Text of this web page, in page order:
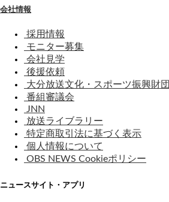
会社情報
採用情報
モニター募集
会社見学
後援依頼
大分放送文化・スポーツ振興財団
番組審議会
JNN
放送ライブラリー
特定商取引法に基づく表示
個人情報について
OBS NEWS Cookieポリシー
ニュースサイト・アプリ